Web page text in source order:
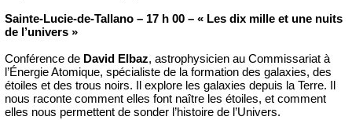
Sainte-Lucie-de-Tallano – 17 h 00 – « Les dix mille et une nuits
de l’univers »
Conférence de David Elbaz, astrophysicien au Commissariat à
l’Énergie Atomique, spécialiste de la formation des galaxies, des
étoiles et des trous noirs. Il explore les galaxies depuis la Terre. Il
nous raconte comment elles font naître les étoiles, et comment
elles nous permettent de sonder l’histoire de l’Univers.